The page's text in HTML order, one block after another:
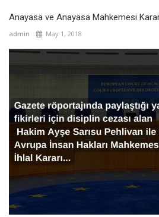
Anayasa ve Anayasa Mahkemesi
admin May 1, 2018